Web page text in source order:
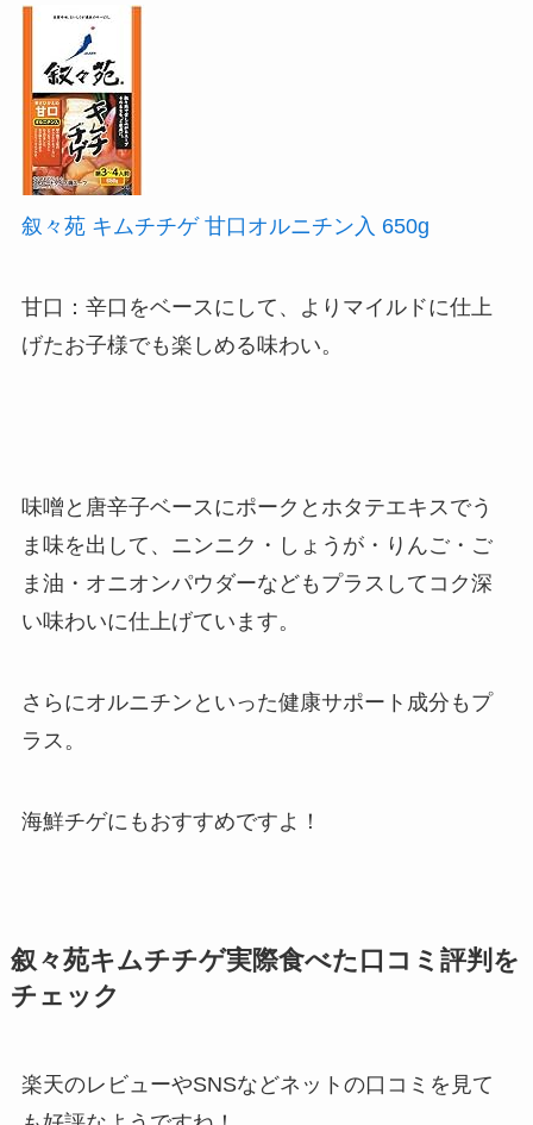
叙々苑 キムチチゲ 甘口オルニチン入 650g
甘口：辛口をベースにして、よりマイルドに仕上
げたお子様でも楽しめる味わい。
味噌と唐辛子ベースにポークとホタテエキスでう
ま味を出して、ニンニク・しょうが・りんご・ご
ま油・オニオンパウダーなどもプラスしてコク深
い味わいに仕上げています。
さらにオルニチンといった健康サポート成分もプ
ラス。
海鮮チゲにもおすすめですよ！
叙々苑キムチチゲ実際食べた口コミ評判を
チェック
楽天のレビューやSNSなどネットの口コミを見て